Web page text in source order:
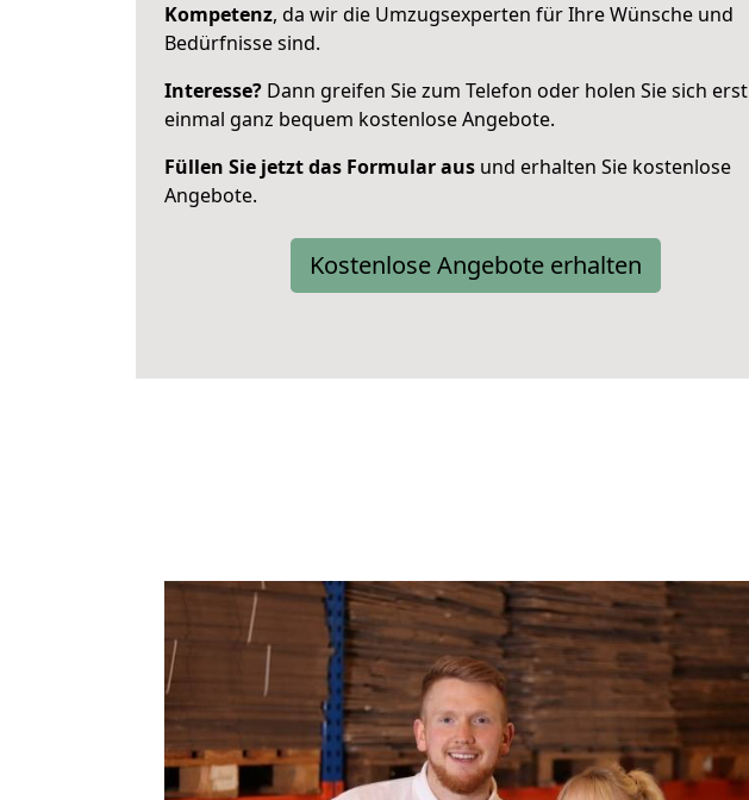
Kompetenz, da wir die Umzugsexperten für Ihre Wünsche und
Bedürfnisse sind.
Interesse? Dann greifen Sie zum Telefon oder holen Sie sich erst
einmal ganz bequem kostenlose Angebote.
Füllen Sie jetzt das Formular aus und erhalten Sie kostenlose
Angebote.
Kostenlose Angebote erhalten